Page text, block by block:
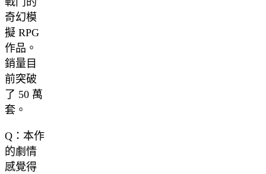
奇幻模
擬 RPG
作品。
銷量目
前突破
了 50 萬
套。
Q：本作
的劇情
感覺得